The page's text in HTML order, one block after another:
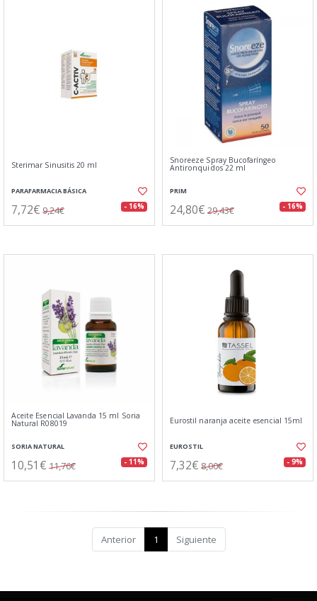
Sterimar Sinusitis 20 ml
PARAFARMACIA BÁSICA
7,72€ 9,24€ - 16%
Snoreeze Spray Bucofaríngeo
Antironquidos 22 ml
PRIM
24,80€ 29,43€ - 16%
Aceite Esencial Lavanda 15 ml Soria
Natural R08019
SORIA NATURAL
10,51€ 11,76€ - 11%
Eurostil naranja aceite esencial 15ml
EUROSTIL
7,32€ 8,00€ - 9%
Anterior 1 Siguiente